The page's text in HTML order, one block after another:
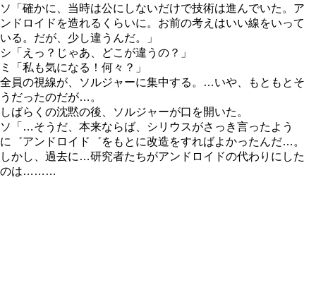
ソ「確かに、当時は公にしないだけで技術は進んでいた。ア
ンドロイドを造れるくらいに。お前の考えはいい線をいって
いる。だが、少し違うんだ。」
シ「えっ？じゃあ、どこが違うの？」
ミ「私も気になる！何々？」
全員の視線が、ソルジャーに集中する。…いや、もともとそ
うだったのだが…。
しばらくの沈黙の後、ソルジャーが口を開いた。
ソ「…そうだ、本来ならば、シリウスがさっき言ったよう
に゛アンドロイド゛をもとに改造をすればよかったんだ…。
しかし、過去に…研究者たちがアンドロイドの代わりにした
のは………